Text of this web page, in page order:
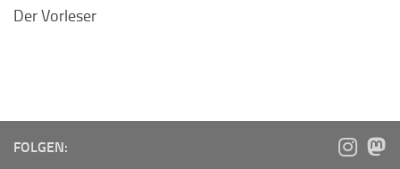
Der Vorleser
FOLGEN: